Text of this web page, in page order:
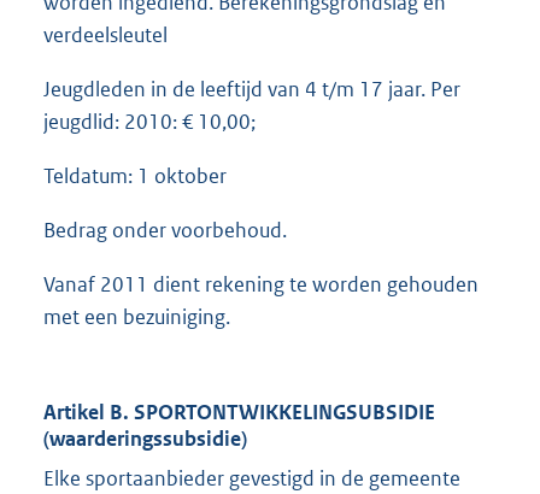
verdeelsleutel
Jeugdleden in de leeftijd van 4 t/m 17 jaar. Per
jeugdlid: 2010: € 10,00;
Teldatum: 1 oktober
Bedrag onder voorbehoud.
Vanaf 2011 dient rekening te worden gehouden
met een bezuiniging.
Artikel B. SPORTONTWIKKELINGSUBSIDIE
(waarderingssubsidie)
Elke sportaanbieder gevestigd in de gemeente